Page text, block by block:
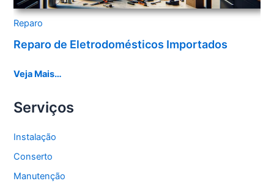
Reparo
Reparo de Eletrodomésticos Importados
Veja Mais…
Serviços
Instalação
Conserto
Manutenção